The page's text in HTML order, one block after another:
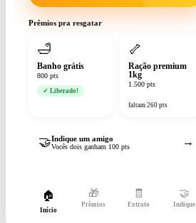
Prêmios pra resgatar
🛁
Banho grátis
800 pts
✓ Liberado!
🦴
Ração premium
1kg
1.500 pts
faltam 260 pts
🤝Indique um amigo
Vocês dois ganham 100 pts →
🏠
Início
🎁
Prêmios
🧾
Extrato
🤝
Indique